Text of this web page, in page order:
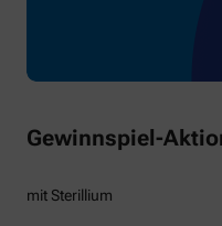
Gewinnspiel-
mit Sterillium